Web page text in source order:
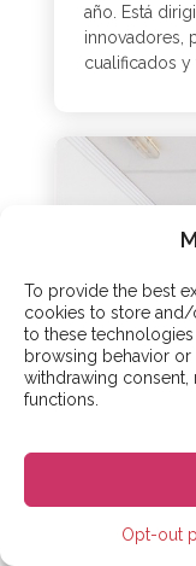
To provide the best
cookies to store and/
to these
browsing behavior
withdrawing consent,
functions.
Opt-out
año. Está
innovadores,
cualificados y